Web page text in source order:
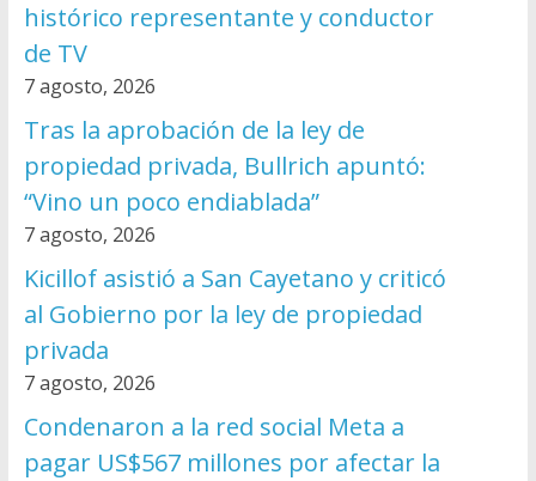
histórico representante y conductor
de TV
7 agosto, 2026
Tras la aprobación de la ley de
propiedad privada, Bullrich apuntó:
“Vino un poco endiablada”
7 agosto, 2026
Kicillof asistió a San Cayetano y criticó
al Gobierno por la ley de propiedad
privada
7 agosto, 2026
Condenaron a la red social Meta a
pagar US$567 millones por afectar la